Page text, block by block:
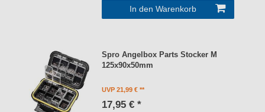
In den Warenkorb
Spro Angelbox Parts Stocker M
125x90x50mm
UVP 21,99 €
17,95 € *